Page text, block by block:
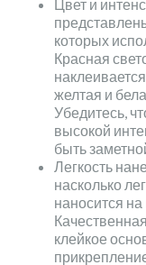
Цвет и
которых
Красная
желтая и
Убедитесь,
высокой
быть
Легкость
насколько
наносится
клейкое